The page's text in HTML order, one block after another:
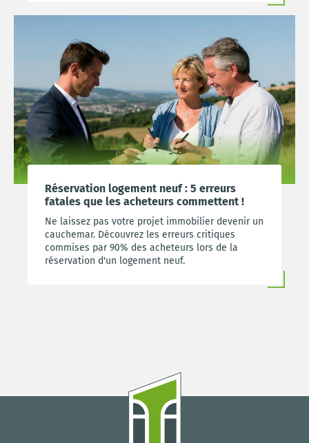
Réservation logement neuf : 5 erreurs
fatales que les acheteurs commettent !
Ne laissez pas votre projet immobilier devenir un
cauchemar. Découvrez les erreurs critiques
commises par 90% des acheteurs lors de la
réservation d'un logement neuf.